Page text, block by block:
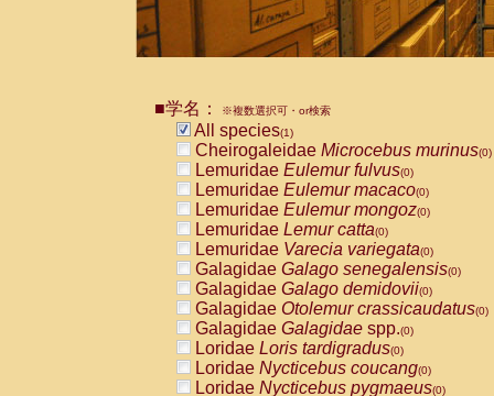
■学名： ※複数選択可・or検索
All species(1)
Cheirogaleidae Microcebus murinus(0)
Lemuridae Eulemur fulvus(0)
Lemuridae Eulemur macaco(0)
Lemuridae Eulemur mongoz(0)
Lemuridae Lemur catta(0)
Lemuridae Varecia variegata(0)
Galagidae Galago senegalensis(0)
Galagidae Galago demidovii(0)
Galagidae Otolemur crassicaudatus(0)
Galagidae Galagidae spp.(0)
Loridae Loris tardigradus(0)
Loridae Nycticebus coucang(0)
Loridae Nycticebus pygmaeus(0)